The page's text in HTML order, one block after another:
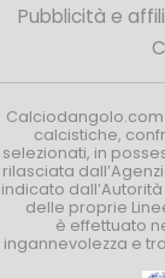
Pubblicità e
calcistiche,
selezionati, in
rilasciata
indicato
delle proprie
è effettuato
ingannevolezza e